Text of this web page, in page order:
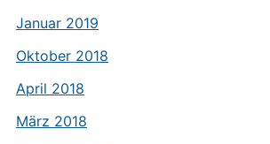
Januar 2019
Oktober 2018
April 2018
März 2018